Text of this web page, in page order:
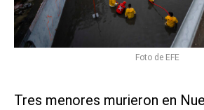
Foto de EFE
Tres menores murieron en